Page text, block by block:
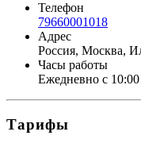
Телефон
79660001018
Адрес
Россия, Москва,
Часы работы
Ежедневно с
Тарифы